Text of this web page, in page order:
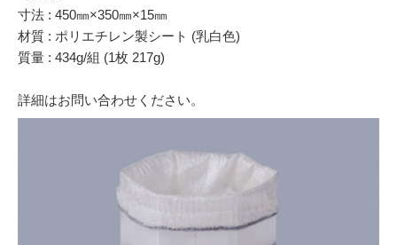
寸法 : 450㎜×350㎜×15㎜
材質 : ポリエチレン製シート (乳白色)
質量 : 434g/組 (1枚 217g)
詳細はお問い合わせください。